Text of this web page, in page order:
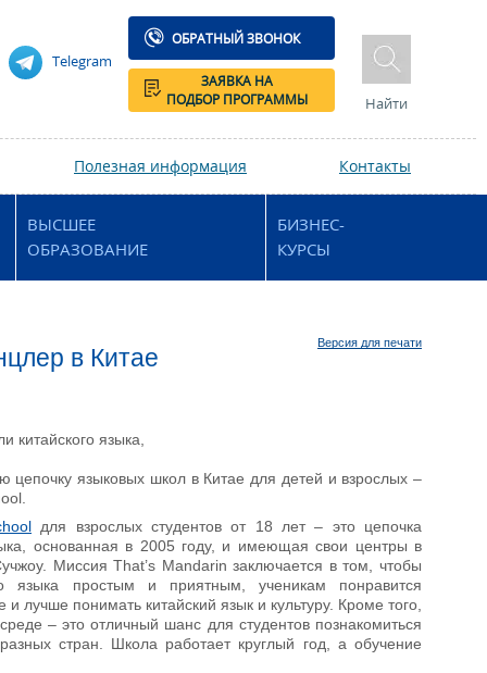
Telegram
ОБРАТНЫЙ ЗВОНОК
ЗАЯВКА НА
ПОДБОР ПРОГРАММЫ
Найти
Полезная информация Контакты
ВЫСШЕЕ
ОБРАЗОВАНИЕ
БИЗНЕС-
КУРСЫ
Версия для печати
в Китае
языка,
языковых школ в Китае для детей и взрослых –
для взрослых студентов от 18 лет – это цепочка
основанная в 2005 году, и имеющая свои центры в
Миссия That’s Mandarin заключается в том, чтобы
языка простым и приятным, ученикам понравится
лучше понимать китайский язык и культуру. Кроме того,
– это отличный шанс для студентов познакомиться
стран. Школа работает круглый год, а обучение